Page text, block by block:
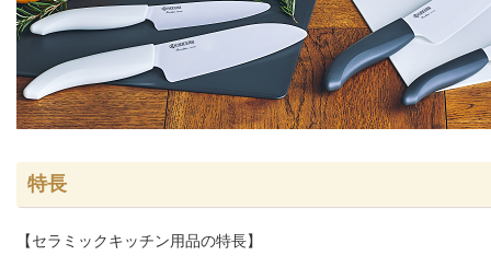
特長
【セラミックキッチン用品の特長】